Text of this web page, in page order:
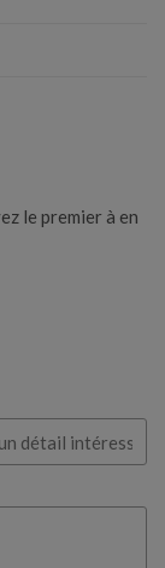
le premier à en